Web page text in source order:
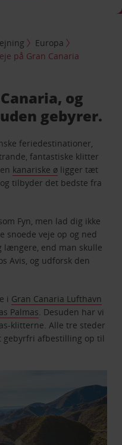
Europa
på Gran Canaria
og
gebyrer.
feriedestinationer,
fantastiske klitter
kanariske ø ligger tæt
og tilbyder det bedste fra
Fyn, men lad dig ikke
snoede veje op og ned
længere, end man skulle
Avis, og udforsk den
i Gran Canaria Lufthavn
Palmas . Desuden har vi
klitterne. Alle tre steder
gebyrfri afbestilling op til